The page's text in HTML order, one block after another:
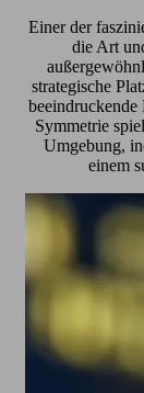
Einer der
die Art
strategische
Symmetrie
Umgebung,
einem